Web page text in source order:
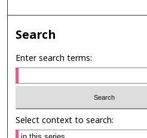
Search
Enter search terms:
Select context to search: